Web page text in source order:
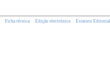
Ficha técnica Edição electrónica Estatuto Editorial